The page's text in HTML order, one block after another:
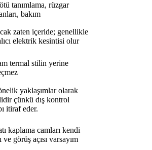
tanımlama, rüzgar
bakım
zaten içeride; genellikle
elektrik kesintisi olur
termal stilin yerine
yaklaşımlar olarak
çünkü dış kontrol
itiraf eder.
kaplama camları kendi
görüş açısı varsayım